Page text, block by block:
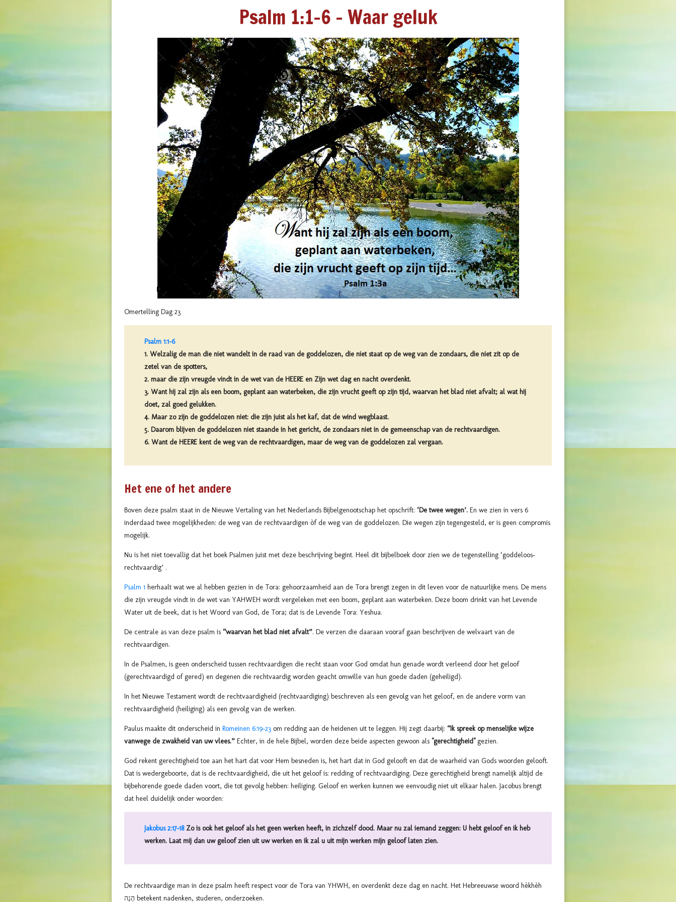
Psalm 1:1-6 - Waar geluk
Omertelling Dag 23
Psalm 1:1-6
1. Welzalig de man die niet wandelt in de raad van de goddelozen, die niet staat op de weg van de zondaars, die niet zit op de
zetel van de spotters,
2. maar die zijn vreugde vindt in de wet van de HEERE en Zijn wet dag en nacht overdenkt.
3. Want hij zal zijn als een boom, geplant aan waterbeken, die zijn vrucht geeft op zijn tijd, waarvan het blad niet afvalt; al wat hij
doet, zal goed gelukken.
4. Maar zo zijn de goddelozen niet: die zijn juist als het kaf, dat de wind wegblaast.
5. Daarom blijven de goddelozen niet staande in het gericht, de zondaars niet in de gemeenschap van de rechtvaardigen.
6. Want de HEERE kent de weg van de rechtvaardigen, maar de weg van de goddelozen zal vergaan.
Het ene of het andere
Boven deze psalm staat in de Nieuwe Vertaling van het Nederlands Bijbelgenootschap het opschrift: ‘De twee wegen’. En we zien in vers 6
inderdaad twee mogelijkheden: de weg van de rechtvaardigen òf de weg van de goddelozen. Die wegen zijn tegengesteld, er is geen compromis
mogelijk.
Nu is het niet toevallig dat het boek Psalmen juist met deze beschrijving begint. Heel dit bijbelboek door zien we de tegenstelling ‘goddeloos-
rechtvaardig’ .
Psalm 1 herhaalt wat we al hebben gezien in de Tora: gehoorzaamheid aan de Tora brengt zegen in dit leven voor de natuurlijke mens. De mens
die zijn vreugde vindt in de wet van YAHWEH wordt vergeleken met een boom, geplant aan waterbeken. Deze boom drinkt van het Levende
Water uit de beek, dat is het Woord van God, de Tora; dat is de Levende Tora: Yeshua.
De centrale as van deze psalm is “waarvan het blad niet afvalt”. De verzen die daaraan vooraf gaan beschrijven de welvaart van de
rechtvaardigen.
In de Psalmen, is geen onderscheid tussen rechtvaardigen die recht staan voor God omdat hun genade wordt verleend door het geloof
(gerechtvaardigd of gered) en degenen die rechtvaardig worden geacht omwille van hun goede daden (geheiligd).
In het Nieuwe Testament wordt de rechtvaardigheid (rechtvaardiging) beschreven als een gevolg van het geloof, en de andere vorm van
rechtvaardigheid (heiliging) als een gevolg van de werken.
Paulus maakte dit onderscheid in Romeinen 6:19-23 om redding aan de heidenen uit te leggen. Hij zegt daarbij: “Ik spreek op menselijke wijze
vanwege de zwakheid van uw vlees.” Echter, in de hele Bijbel, worden deze beide aspecten gewoon als "gerechtigheid"gezien.
God rekent gerechtigheid toe aan het hart dat voor Hem besneden is, het hart dat in God gelooft en dat de waarheid van Gods woorden gelooft.
Dat is wedergeboorte, dat is de rechtvaardigheid, die uit het geloof is: redding of rechtvaardiging. Deze gerechtigheid brengt namelijk altijd de
bijbehorende goede daden voort, die tot gevolg hebben: heiliging. Geloof en werken kunnen we eenvoudig niet uit elkaar halen. Jacobus brengt
dat heel duidelijk onder woorden:
Jakobus 2:17-18Zo is ook het geloof als het geen werken heeft, in zichzelf dood. Maar nu zal iemand zeggen: U hebt geloof en ik heb
werken. Laat mij dan uw geloof zien uit uw werken en ik zal u uit mijn werken mijn geloof laten zien.
De rechtvaardige man in deze psalm heeft respect voor de Tora van YHWH, en overdenkt deze dag en nacht. Het Hebreeuwse woord hèkhèh
הֶגֶה betekent nadenken, studeren, onderzoeken.